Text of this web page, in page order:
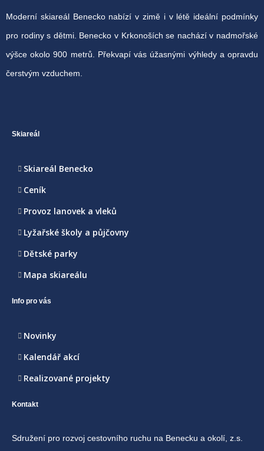
Moderní skiareál Benecko nabízí v zimě i v létě ideální podmínky
pro rodiny s dětmi. Benecko v Krkonoších se nachází v nadmořské
výšce okolo 900 metrů. Překvapí vás úžasnými výhledy a opravdu
čerstvým vzduchem.
Skiareál
Skiareál Benecko
Ceník
Provoz lanovek a vleků
Lyžařské školy a půjčovny
Dětské parky
Mapa skiareálu
Info pro vás
Novinky
Kalendář akcí
Realizované projekty
Kontakt
Sdružení pro rozvoj cestovního ruchu na Benecku a okolí, z.s.